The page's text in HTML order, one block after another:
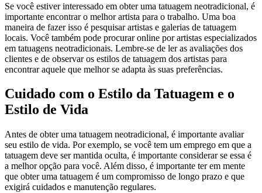
Se você estiver interessado em obter uma tatuagem neotradicional, é
importante encontrar o melhor artista para o trabalho. Uma boa
maneira de fazer isso é pesquisar artistas e galerias de tatuagem
locais. Você também pode procurar online por artistas especializados
em tatuagens neotradicionais. Lembre-se de ler as avaliações dos
clientes e de observar os estilos de tatuagem dos artistas para
encontrar aquele que melhor se adapta às suas preferências.
Cuidado com o Estilo da Tatuagem e o
Estilo de Vida
Antes de obter uma tatuagem neotradicional, é importante avaliar
seu estilo de vida. Por exemplo, se você tem um emprego em que a
tatuagem deve ser mantida oculta, é importante considerar se essa é
a melhor opção para você. Além disso, é importante ter em mente
que obter uma tatuagem é um compromisso de longo prazo e que
exigirá cuidados e manutenção regulares.